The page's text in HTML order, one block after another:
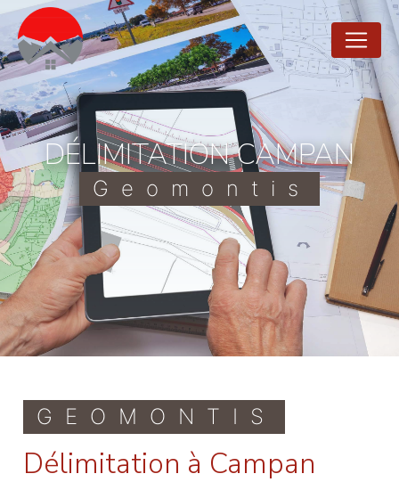
DÉLIMITATION CAMPAN
Geomontis
GEOMONTIS
délimitation à Campan
Panneau de gestion des cookies